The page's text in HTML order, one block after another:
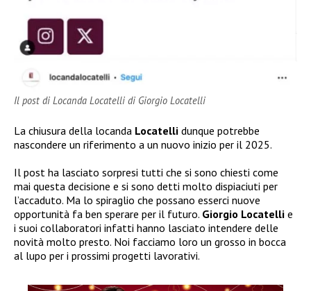
Il post di Locanda Locatelli di Giorgio Locatelli
La chiusura della locanda Locatelli dunque potrebbe
nascondere un riferimento a un nuovo inizio per il 2025.
Il post ha lasciato sorpresi tutti che si sono chiesti come
mai questa decisione e si sono detti molto dispiaciuti per
l’accaduto. Ma lo spiraglio che possano esserci nuove
opportunità fa ben sperare per il futuro. Giorgio Locatelli e
i suoi collaboratori infatti hanno lasciato intendere delle
novità molto presto. Noi facciamo loro un grosso in bocca
al lupo per i prossimi progetti lavorativi.